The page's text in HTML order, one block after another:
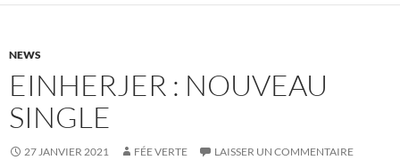
NEWS
EINHERJER : NOUVEAU
SINGLE
27 JANVIER 2021 FÉE VERTE LAISSER UN COMMENTAIRE